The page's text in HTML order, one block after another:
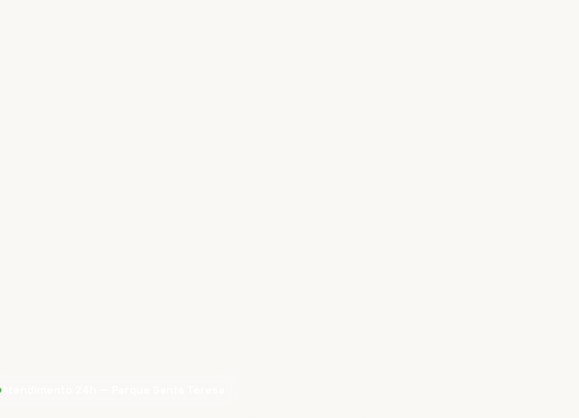
Atendimento 24h — Parque Santa Teresa